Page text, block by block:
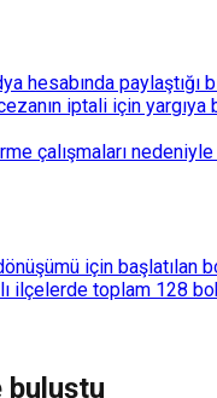
hesabında
iptali için yargıya
çalışmaları
için
ilçelerde toplam
buluştu